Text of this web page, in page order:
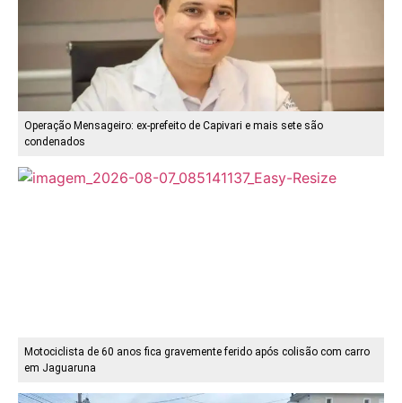
Operação Mensageiro: ex-prefeito de Capivari e mais sete são
condenados
Motociclista de 60 anos fica gravemente ferido após colisão com carro
em Jaguaruna